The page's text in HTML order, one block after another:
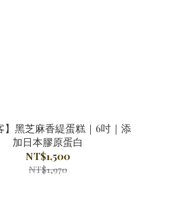
】黑芝麻香緹蛋糕｜6吋｜添
加日本膠原蛋白
NT$1,500
NT$1,970